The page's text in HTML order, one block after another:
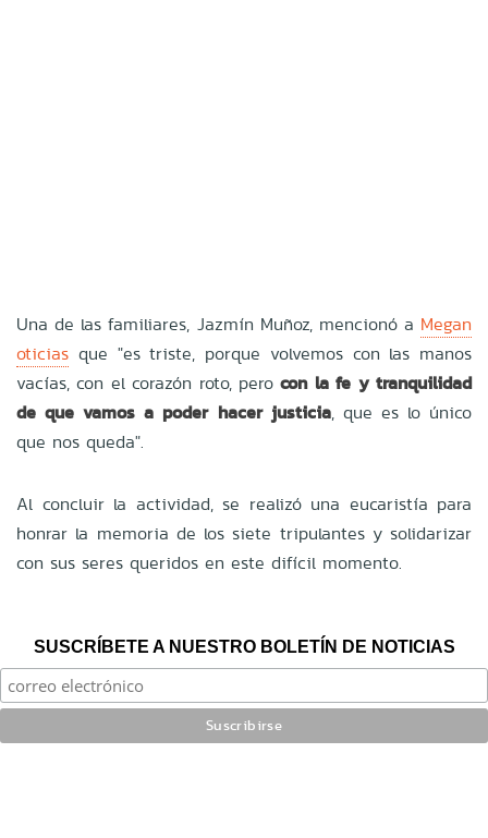
Una de las familiares, Jazmín Muñoz, mencionó a Megan
oticias que "es triste, porque volvemos con las manos
vacías, con el corazón roto, perocon la fe y tranquilidad
de que vamos a poder hacer justicia, que es lo único
que nos queda".
Al concluir la actividad, se realizó una eucaristía para
honrar la memoria de los siete tripulantes y solidarizar
con sus seres queridos en este difícil momento.
SUSCRÍBETE A NUESTRO BOLETÍN DE NOTICIAS